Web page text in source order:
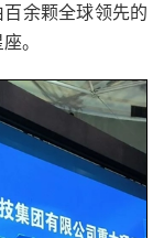
余颗全球领先的
。